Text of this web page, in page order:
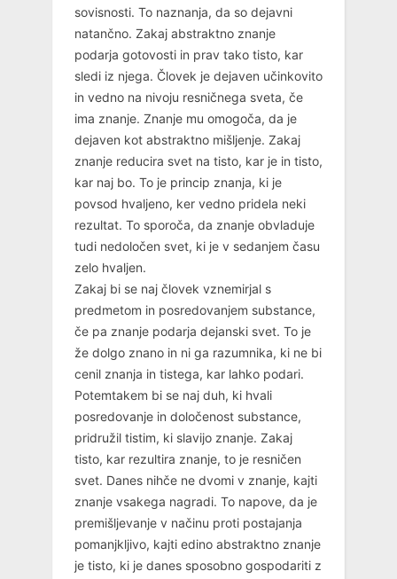
sovisnosti. To naznanja, da so dejavni
natančno. Zakaj abstraktno znanje
podarja gotovosti in prav tako tisto, kar
sledi iz njega. Človek je dejaven učinkovito
in vedno na nivoju resničnega sveta, če
ima znanje. Znanje mu omogoča, da je
dejaven kot abstraktno mišljenje. Zakaj
znanje reducira svet na tisto, kar je in tisto,
kar naj bo. To je princip znanja, ki je
povsod hvaljeno, ker vedno pridela neki
rezultat. To sporoča, da znanje obvladuje
tudi nedoločen svet, ki je v sedanjem času
zelo hvaljen.
Zakaj bi se naj človek vznemirjal s
predmetom in posredovanjem substance,
če pa znanje podarja dejanski svet. To je
že dolgo znano in ni ga razumnika, ki ne bi
cenil znanja in tistega, kar lahko podari.
Potemtakem bi se naj duh, ki hvali
posredovanje in določenost substance,
pridružil tistim, ki slavijo znanje. Zakaj
tisto, kar rezultira znanje, to je resničen
svet. Danes nihče ne dvomi v znanje, kajti
znanje vsakega nagradi. To napove, da je
premišljevanje v načinu proti postajanja
pomanjkljivo, kajti edino abstraktno znanje
je tisto, ki je danes sposobno gospodariti z